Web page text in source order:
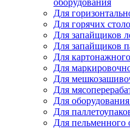
оборудования
Для
Для горячих
Для запайщиков
Для запайщиков
Для
Для
Для
Для
Для
Для
Для пельменного